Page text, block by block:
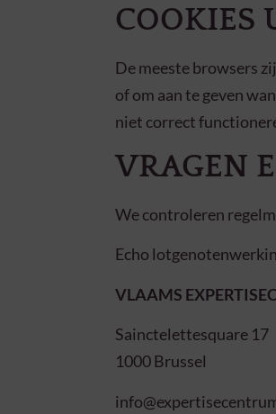
COOKIES
De meeste browsers
of om aan te geven
niet correct
VRAGEN
We controleren
Echo
VLAAMS
Sainctelettesquare 17
1000 Brussel